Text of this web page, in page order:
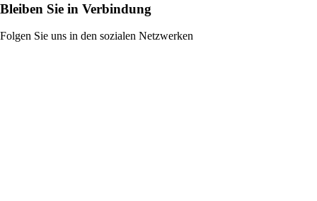
Bleiben Sie in Verbindung
Folgen Sie uns in den sozialen Netzwerken